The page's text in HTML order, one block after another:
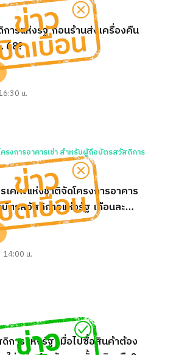
ารแห่งรัฐ ก่อนร้านส่งเครื่องคืน
68?
น.
เคหะแห่งชาติจัดโครงการอาคาร
ตรสวัสดิการแห่งรัฐ เดือนละ
น.
การแห่งรัฐ เมื่อไปซื้อสินค้าต้อง